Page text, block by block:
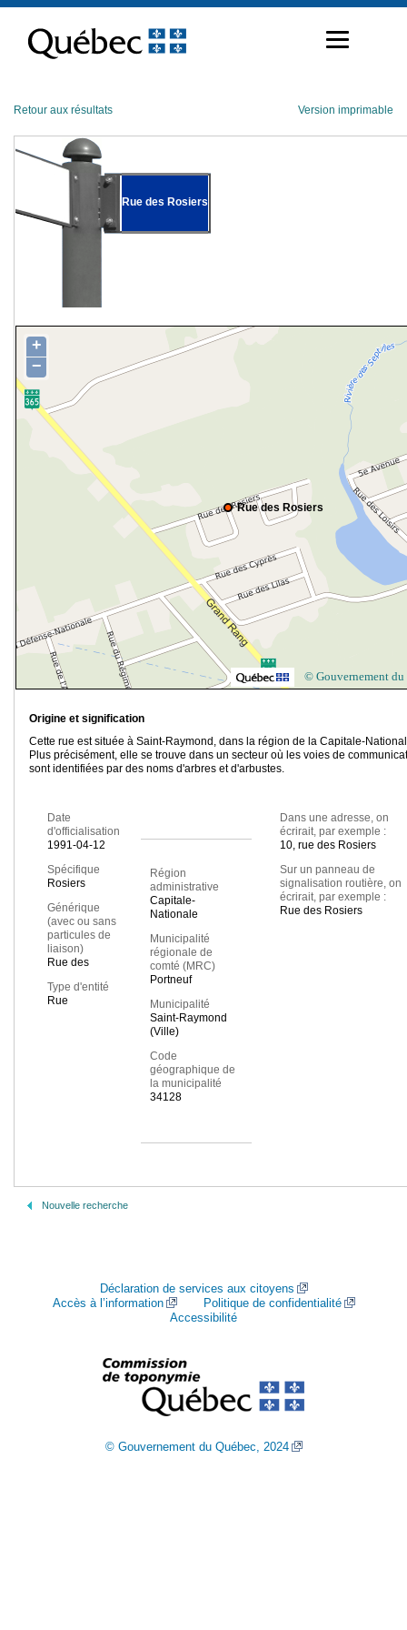
contenu
Retour aux résultats Version imprimable
Rue des Rosiers
Rue des Rosiers
+
−
© Gouvernement du
Origine et signification
Cette rue est située à Saint-Raymond, dans la région de la Capitale-
Plus précisément, elle se trouve dans un secteur où les voies de
sont identifiées par des noms d'arbres et d'arbustes.
Date
d'officialisation
1991-04-12
Spécifique
Rosiers
Générique
(avec ou sans
particules de
liaison)
Rue des
Type d'entité
Rue
Région
administrative
Capitale-
Nationale
Municipalité
régionale de
comté (MRC)
Portneuf
Municipalité
Saint-Raymond
(Ville)
Code
géographique de
la municipalité
34128
Dans une adresse, on
écrirait, par exemple :
10, rue des Rosiers
Sur un panneau de
signalisation routière, on
écrirait, par exemple :
Rue des Rosiers
Nouvelle recherche
Déclaration de services aux citoyens
Accès à l’information
Politique de confidentialité
Accessibilité
© Gouvernement du Québec, 2024